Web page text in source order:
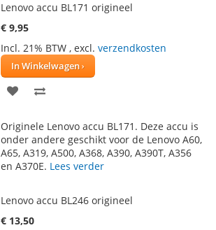
Lenovo accu BL171 origineel
€ 9,95
Incl. 21% BTW , excl. verzendkosten
In Winkelwagen
VOEG
AAN
VERLANGLIJST
TE
VERGELIJKEN
Originele Lenovo accu BL171. Deze accu is
onder andere geschikt voor de Lenovo A60,
A65, A319, A500, A368, A390, A390T, A356
en A370E. Lees verder
Lenovo accu BL246 origineel
€ 13,50